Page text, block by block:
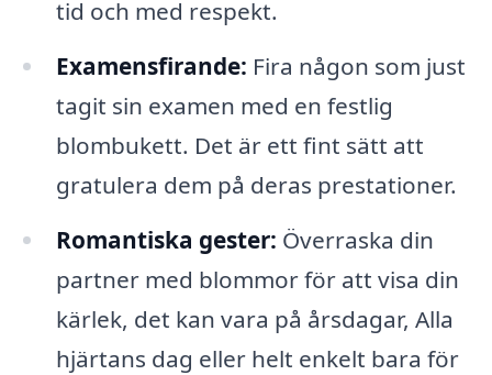
tid och med respekt.
Examensfirande: Fira någon som just
tagit sin examen med en festlig
blombukett. Det är ett fint sätt att
gratulera dem på deras prestationer.
Romantiska gester: Överraska din
partner med blommor för att visa din
kärlek, det kan vara på årsdagar, Alla
hjärtans dag eller helt enkelt bara för